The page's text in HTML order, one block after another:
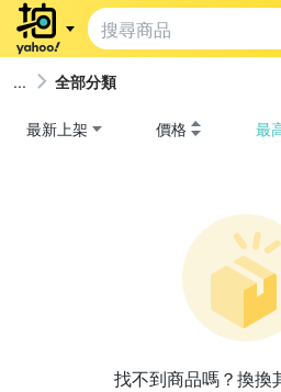
全部分類
最新上架 價格 最
找不到商品嗎？換換